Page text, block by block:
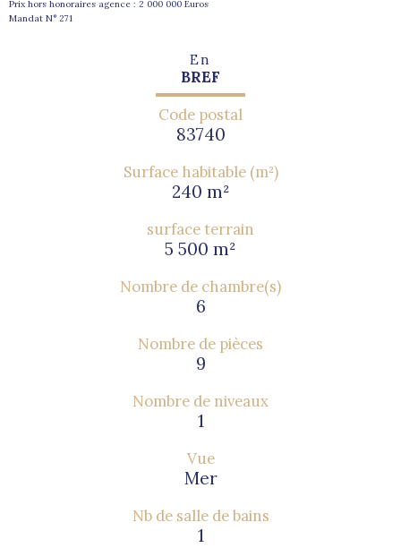
Prix hors honoraires agence : 2 000 000 Euros
Mandat N° 271
En
BREF
Code postal
83740
Surface habitable (m²)
240 m²
surface terrain
5 500 m²
Nombre de chambre(s)
6
Nombre de pièces
9
Nombre de niveaux
1
Vue
Mer
Nb de salle de bains
1